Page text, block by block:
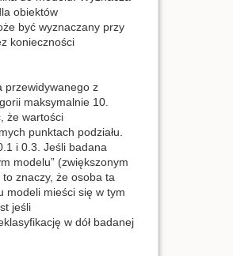
obiektów
być wyznaczany przy
konieczności
przewidywanego z
maksymalnie 10.
że wartości
punktach podziału.
i 0.3. Jeśli badana
modelu” (zwiększonym
znaczy, że osoba ta
modeli mieści się w tym
jeśli
w dół badanej